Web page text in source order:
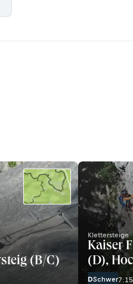
(B/C)
Klettersteige
Kaiser
(D),
DSchwer